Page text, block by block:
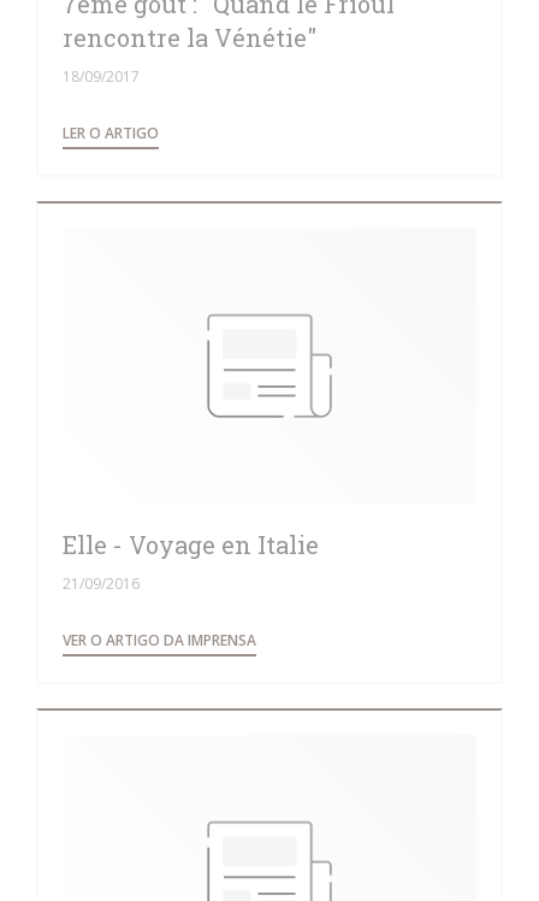
rencontre la Vénétie"
18/09/2017
LER O ARTIGO
Elle - Voyage en Italie
21/09/2016
VER O ARTIGO DA IMPRENSA((ABRE NUMA NOVA JANELA))